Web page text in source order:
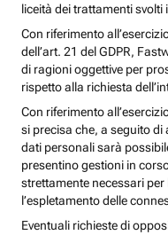
liceità dei trattamenti svolti
Con riferimento
dell’art. 21 del GDPR,
di ragioni oggettive per
rispetto alla richiesta
Con riferimento
si precisa che, a seguito
dati personali sarà
presentino gestioni in
strettamente necessari
l’espletamento delle
Eventuali richieste di